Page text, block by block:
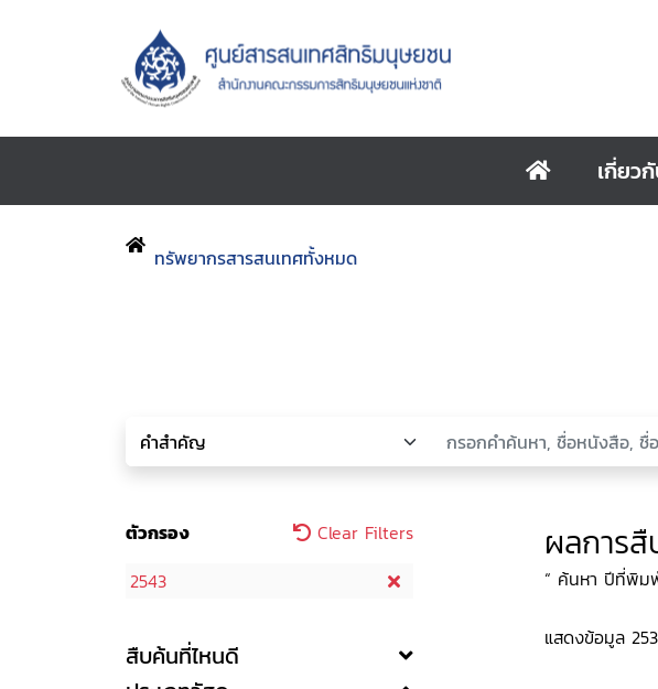
เกี่ยว
ทรัพยากรสารสนเทศทั้งหมด
ตัวกรอง
Clear Filters
2543
สืบค้นที่ไหนดี
ผลการ
“ ค้นหา ปีที่พิม
แสดงข้อมูล